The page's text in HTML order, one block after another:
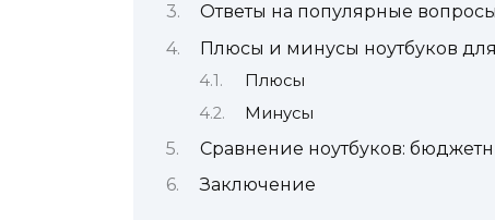
Ответы на популярные вопросы
Плюсы и минусы ноутбуков
Плюсы
Минусы
Сравнение ноутбуков:
Заключение